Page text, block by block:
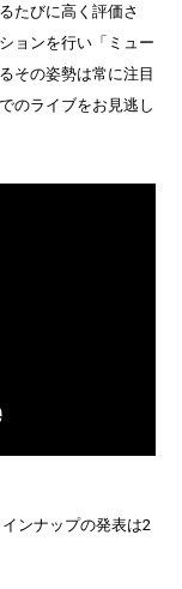
たびに高く評価さ
ョンを行い「ミュー
その姿勢は常に注目
のライブをお見逃し
ンナップの発表は2